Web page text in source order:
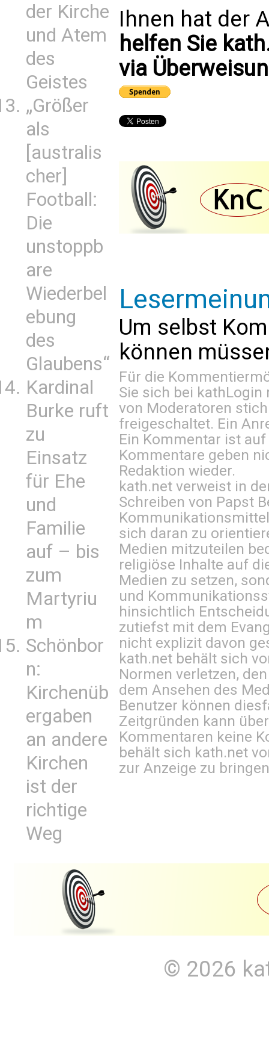
der Kirche
und Atem
des
Geistes
„Größer
als
[australis
cher]
Football:
Die
unstoppb
are
Wiederbel
ebung
des
Glaubens“
Kardinal
Burke ruft
zu
Einsatz
für Ehe
und
Familie
auf – bis
zum
Martyriu
m
Schönbor
n:
Kirchenüb
ergaben
an andere
Kirchen
ist der
richtige
Weg
Ihnen hat der
helfen Sie
via
Um selbst
können
Für die
Sie sich bei kathLogin
von Moderatoren
freigeschaltet. Ein
Ein Kommentar ist
Kommentare geben
Redaktion wieder.
kath.net verweist in
Schreiben von Papst
sich daran zu
Medien mitzuteilen
religiöse Inhalte auf
Medien zu setzen,
und
hinsichtlich
zutiefst mit dem
nicht explizit davon
kath.net behält sich
Normen verletzen,
dem Ansehen des
Benutzer können
Zeitgründen kann
Kommentaren keine
behält sich kath.net
zur Anzeige zu
© 2026